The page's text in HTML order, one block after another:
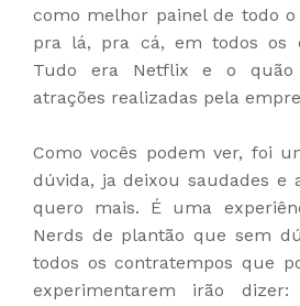
como melhor painel de todo
pra lá, pra cá, em todos os
Tudo era Netflix e o quão
atrações realizadas pela
Como vocês podem ver, foi
dúvida, ja deixou saudades e
quero mais. É uma
Nerds de plantão que sem
todos os contratempos que
experimentarem irão